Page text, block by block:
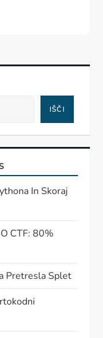
IŠČI
In Skoraj
CTF: 80%
Pretresla Splet